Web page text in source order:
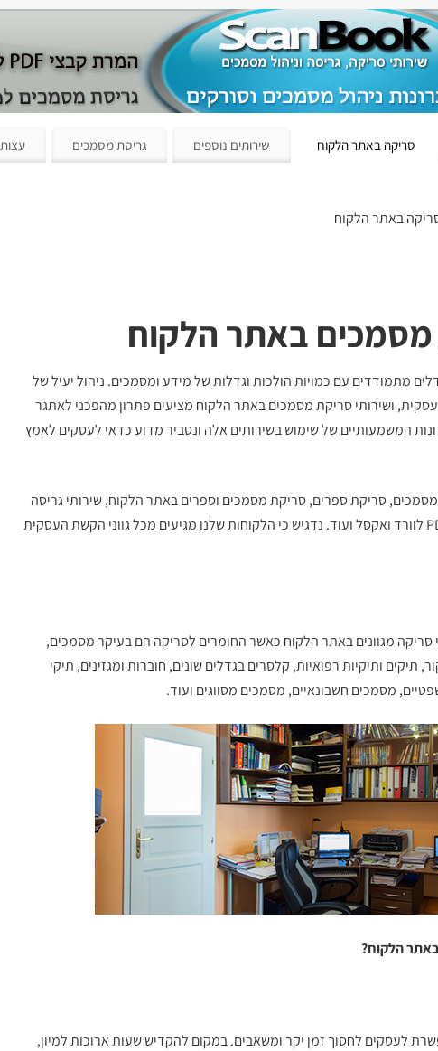
סריקה באתר הלקוח שירותים נוספים גריסת מסמכים עצות
באתר הלקוח
באתר הלקוח
מתמודדים עם כמויות הולכות וגדלות של מידע ומסמכים. ניהול יעיל של
ושירותי סריקת מסמכים באתר הלקוח מציעים פתרון מהפכני לאתגר
המשמעותיים של שימוש בשירותים אלה ונסביר מדוע כדאי לעסקים לאמץ
, סריקת ספרים, סריקת מסמכים וספרים באתר הלקוח, שירותי גריסה
לפרטיים ועסקים, שירותי המרת PDF לוורד ואקסל ועוד. נדגיש כי הלקוחות שלנו מגיעים מכל גווני הקשת העסקית
סריקה מגוונים באתר הלקוח כאשר החומרים לסריקה הם בעיקר מסמכים,
תיקים ותיקיות רפואיות, קלסרים בגדלים שונים, חוברות ומגזינים, תיקי
מסמכים חשבונאיים, מסמכים מסווגים ועוד.
הלקוח?
לעסקים לחסוך זמן יקר ומשאבים. במקום להקדיש שעות ארוכות למיון,